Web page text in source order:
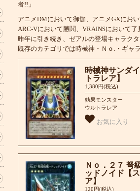
者!!」
アニメDMにおいて御伽、アニメGXにお
ARC-Vにおいて勝鬨、VRAINSにおいて
昨年に引き続き、ゼアルの登場キャラク
既存のカテゴリでは時械神・Ｎｏ.・ギャ
時械神サンダ
トラレア】
1,380円(税込)
効果モンスター
ウルトラレア
お気に入り
Ｎｏ．２７ 弩
ッドノイド【
ア】
120円(税込)